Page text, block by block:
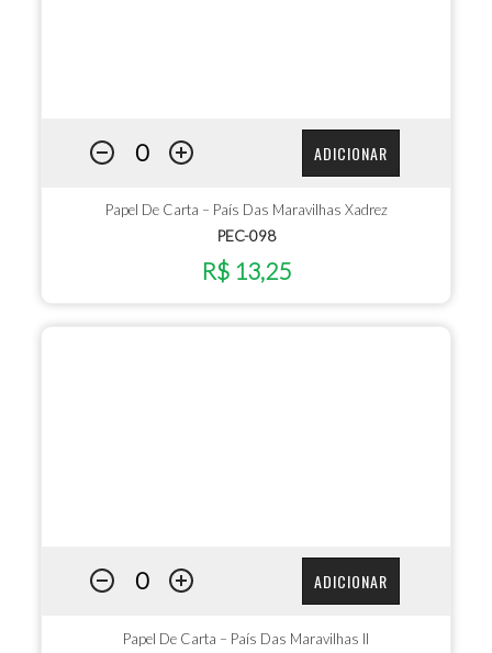
ADICIONAR
Papel De Carta – País Das Maravilhas Xadrez
PEC-098
R$ 13,25
ADICIONAR
Papel De Carta – País Das Maravilhas II